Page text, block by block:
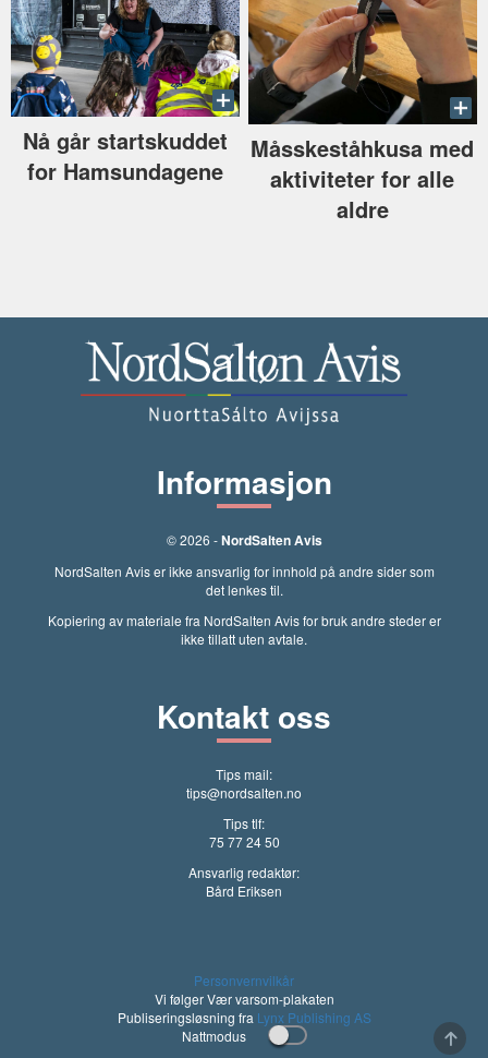
Nå går startskuddet
for Hamsundagene
Måsskeståhkusa med
aktiviteter for alle
aldre
Informasjon
© 2026 -NordSalten Avis
NordSalten Avis er ikke ansvarlig for innhold på andre sider som
det lenkes til.
Kopiering av materiale fra NordSalten Avis for bruk andre steder er
ikke tillatt uten avtale.
Kontakt oss
Tips mail:
tips@nordsalten.no
Tips tlf:
75 77 24 50
Ansvarlig redaktør:
Bård Eriksen
Personvernvilkår
Vi følger Vær varsom-plakaten
Publiseringsløsning fra Lynx Publishing AS
Nattmodus